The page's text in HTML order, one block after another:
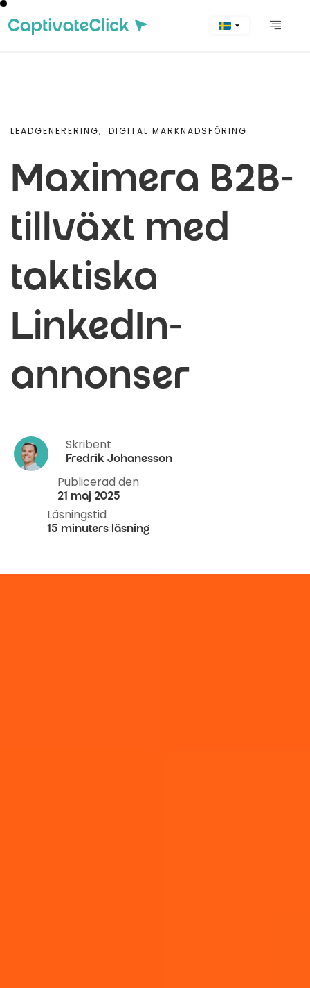
LEADGENERERING, DIGITAL MARKNADSFÖRING
Maximera B2B-
tillväxt med
taktiska
LinkedIn-
annonser
Skribent
Fredrik Johanesson
Publicerad den
21 maj 2025
Läsningstid
15 minuters läsning